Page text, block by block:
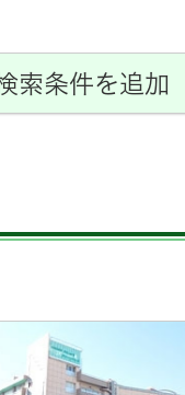
索条件を追加